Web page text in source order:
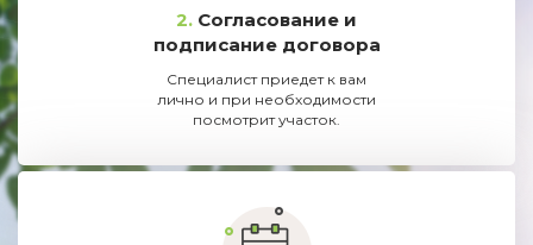
2. Согласование и
подписание договора
Специалист приедет к вам
лично и при необходимости
посмотрит участок.